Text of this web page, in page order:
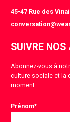
45-47 Rue des
SUIVRE
Abonnez-vous à
culture sociale et la
moment.
Prénom*